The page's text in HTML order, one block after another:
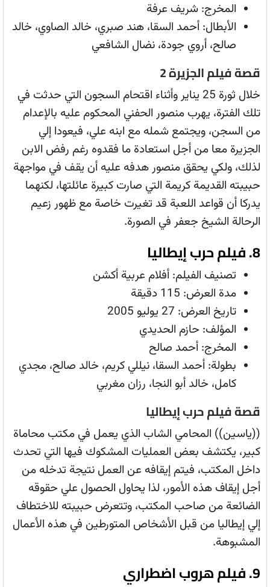
المخرج: شريف عرفة
الأبطال: أحمد السقا، هند صبري، خالد الصاوي، خالد
صالح، أروي جودة، نضال الشافعي
قصة فيلم الجزيرة 2
خلال ثورة 25 يناير وأثناء اقتحام السجون التي حدثت في
تلك الفترة، يهرب منصور الحفني المحكوم عليه بالإعدام
من السجن، ويجتمع شمله مع ابنه علي، فيعودا إلي
الجزيرة معا من أجل استعادة ما فقدوه رغم رفض الابن
لذلك، ولكي يحقق منصور هدفه عليه أن يقف في مواجهة
حبيبته القديمة كريمة التي صارت كبيرة عائلتها، لكنهما
يدركا أن قواعد اللعبة قد تغيرت خاصة مع ظهور زعيم
الرحالة الشيخ جعفر في الصورة.
8. فيلم حرب إيطاليا
تصنيف الفيلم: أفلام عربية أكشن
مدة العرض: 115 دقيقة
تاريخ العرض: 27 يوليو 2005
المؤلف: حازم الحديدي
المخرج: أحمد صالح
بطولة: أحمد السقا، نيللي كريم، خالد صالح، مجدي
كامل، خالد أبو النجا، رزان مغربي
قصة فيلم حرب إيطاليا
((ياسين)) المحامي الشاب الذي يعمل في مكتب محاماة
كبير، يكتشف بعض العمليات المشكوك فيها التي تحدث
داخل المكتب، فيتم إيقافه عن العمل نتيجة تدخله من
أجل إيقاف هذه الأمور، لذا يحاول الحصول علي حقوقه
الضائعة من صاحب المكتب، وتتعرض حبيبته للاختطاف
إلي إيطاليا من قبل الأشخاص المتورطين في هذه الأعمال
المشبوهة.
9. فيلم هروب اضطراري